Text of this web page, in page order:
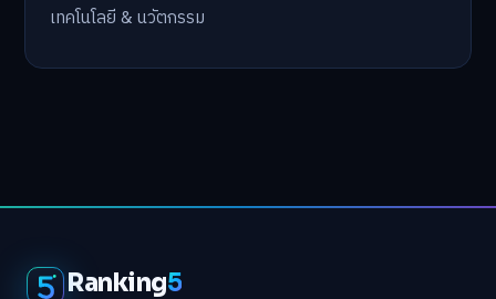
เทคโนโลยี & นวัตกรรม
Ranking5